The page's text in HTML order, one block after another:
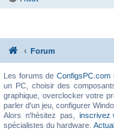
Forum
Les forums deConfigsPC.com
un PC, choisir des
graphique, overclocker votre
parler d'un jeu, configurer
Alors n'hésitez pas, inscrivez
spécialistes du hardware.